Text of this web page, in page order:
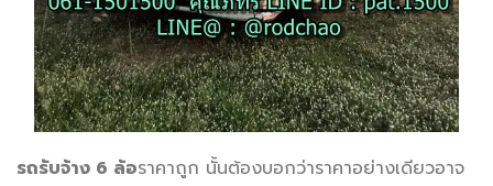
รถรับจ้าง 6 ล้อราคาถูก นั้นต้องบอกว่าราคาอย่างเดียวอาจ